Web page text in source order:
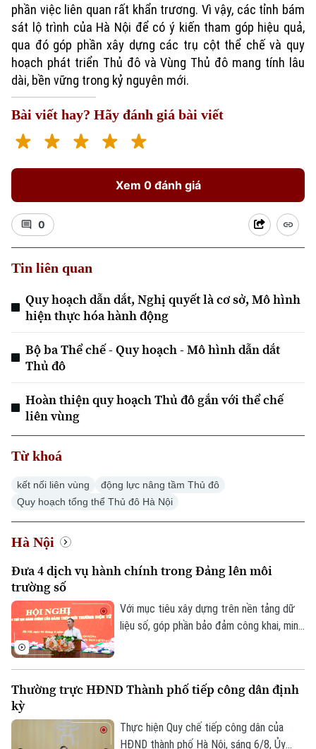
phần việc liên quan rất khẩn trương. Vì vậy, các tỉnh bám
sát lộ trình của Hà Nội để có ý kiến tham góp hiệu quả,
qua đó góp phần xây dựng các trụ cột thể chế và quy
hoạch phát triển Thủ đô và Vùng Thủ đô mang tính lâu
dài, bền vững trong kỷ nguyên mới.
Bài viết hay? Hãy đánh giá bài viết
Xem 0 đánh giá
0
Tin liên quan
Quy hoạch dẫn dắt, Nghị quyết là cơ sở, Mô hình
hiện thực hóa hành động
Bộ ba Thể chế - Quy hoạch - Mô hình dẫn dắt
Thủ đô
Hoàn thiện quy hoạch Thủ đô gắn với thể chế
liên vùng
Từ khoá
kết nối liên vùng
động lực nâng tầm Thủ đô
Quy hoạch tổng thể Thủ đô Hà Nội
Hà Nội
Đưa 4 dịch vụ hành chính trong Đảng lên môi
trường số
Với mục tiêu xây dựng trên nền tảng dữ
liệu số, góp phần bảo đảm công khai, minh
hành chính của Đảng lên môi trường điện
thuộc.
Thường trực HĐND Thành phố tiếp công dân định
kỳ
Thực hiện Quy chế tiếp công dân của
HĐND thành phố Hà Nội, sáng 6/8, Ủy